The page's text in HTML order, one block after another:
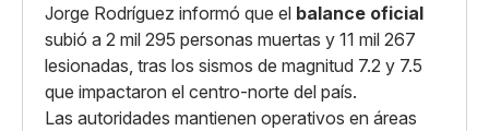
Jorge Rodríguez informó que el balance oficial
subió a 2 mil 295 personas muertas y 11 mil 267
lesionadas, tras los sismos de magnitud 7.2 y 7.5
que impactaron el centro-norte del país.
Las autoridades mantienen operativos en áreas